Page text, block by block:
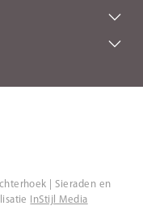
| Sieraden en
InStijl Media